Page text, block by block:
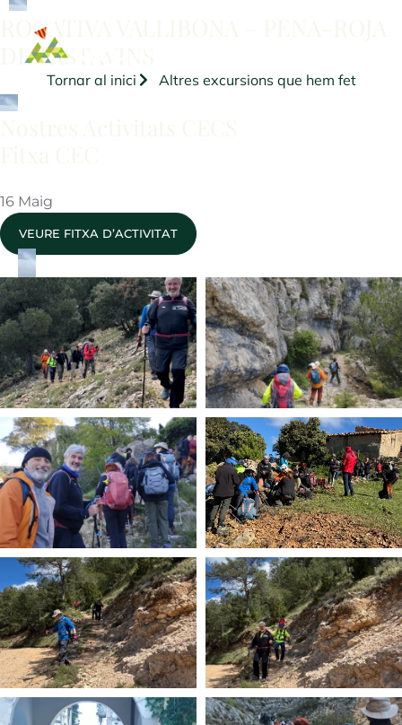
ROGATIVA VALLIBONA – PENA-ROJA
DE TASTAVINS
Tornar al inici Altres excursions que hem fet
16 Maig
VEURE FITXA D’ACTIVITAT